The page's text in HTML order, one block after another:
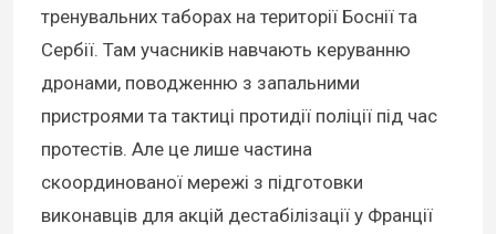
тренувальних таборах на території Боснії та
Сербії. Там учасників навчають керуванню
дронами, поводженню з запальними
пристроями та тактиці протидії поліції під час
протестів. Але це лише частина
скоординованої мережі з підготовки
виконавців для акцій дестабілізації у Франції